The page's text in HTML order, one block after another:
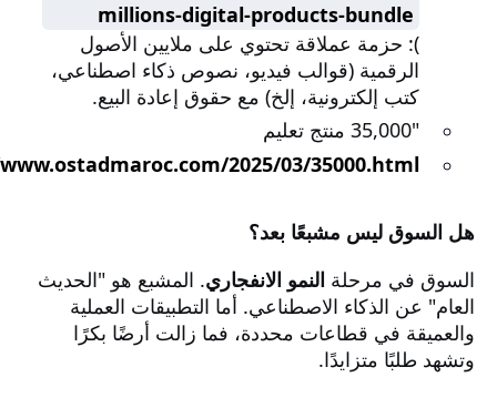
millions-digital-products-bundle
): حزمة عملاقة تحتوي على ملايين الأصول
الرقمية (قوالب فيديو، نصوص ذكاء اصطناعي،
كتب إلكترونية، إلخ) مع حقوق إعادة البيع.
"35,000 منتج تعليم
2025/03/35000.html
هل السوق ليس مشبعًا بعد؟
السوق في مرحلة النمو الانفجاري. المشبع هو "الحديث
العام" عن الذكاء الاصطناعي. أما التطبيقات العملية
والعميقة في قطاعات محددة، فما زالت أرضًا بكرًا
وتشهد طلبًا متزايدًا.